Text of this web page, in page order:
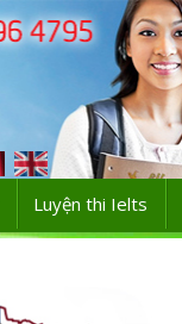
Luyện thi Ielts